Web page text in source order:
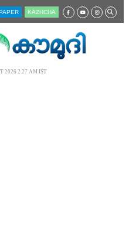
KĀZHCHA
2026 2.27 AM IST